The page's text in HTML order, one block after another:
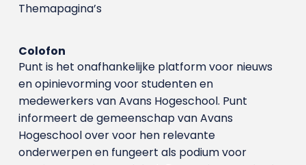
Themapagina’s
Colofon
Punt is het onafhankelijke platform voor nieuws
en opinievorming voor studenten en
medewerkers van Avans Hoge­school. Punt
informeert de gemeenschap van Avans
Hogeschool over voor hen relevante
onderwerpen en fungeert als podium voor